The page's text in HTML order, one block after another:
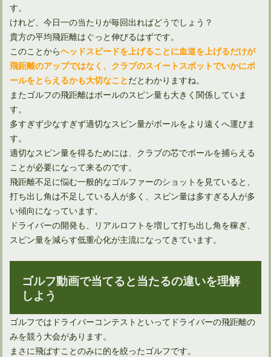
す。
けれど、今日一の当たりが毎回出ればどうでしょう？
貴方の平均飛距離はぐっと伸びるはずです。
このことからヘッドスピードを上げることに血道を上げるだけが
飛距離のアップではなく、クラブのスイートスポットでいかにボ
ールをとらえるかも大切なことだとわかりますね。
またゴルフの飛距離はボールのスピン量も大きく関係していま
す。
多すぎず少なすぎず適切なスピン量がボールをより遠くへ運びま
す。
適切なスピン量を得るためには、クラブの芯でボールを捕らえる
ことが必要になって来るのです。
飛距離不足に悩む一般的なゴルファーのショットを見ていると、
打ち出し角は不足している人が多く、スピン量は多すぎる人が多
い傾向になっています。
ドライバーの開発も、リアルロフトを増して打ち出し角を稼ぎ、
スピン量を減らす低重心化が主流になってきています。
ゴルフ動画で当てると当たるの違いを理解
しよう
ゴルフではドライバーコンテストといってドライバーの飛距離の
みを競う大会があります。
まさに飛ばすことのみに的を絞ったゴルフです。